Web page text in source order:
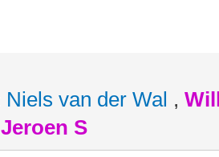
Niels van der Wal ,
Jeroen S